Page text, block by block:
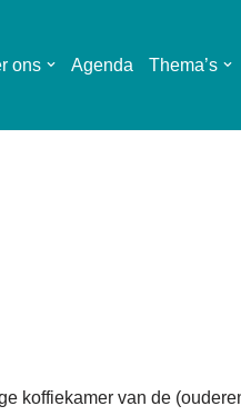
ons Agenda Thema’s
koffiekamer van de